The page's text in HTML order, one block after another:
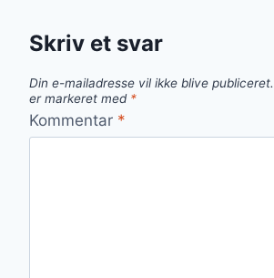
Skriv et svar
Din e-mailadresse vil ikke blive publiceret.
er markeret med *
Kommentar *